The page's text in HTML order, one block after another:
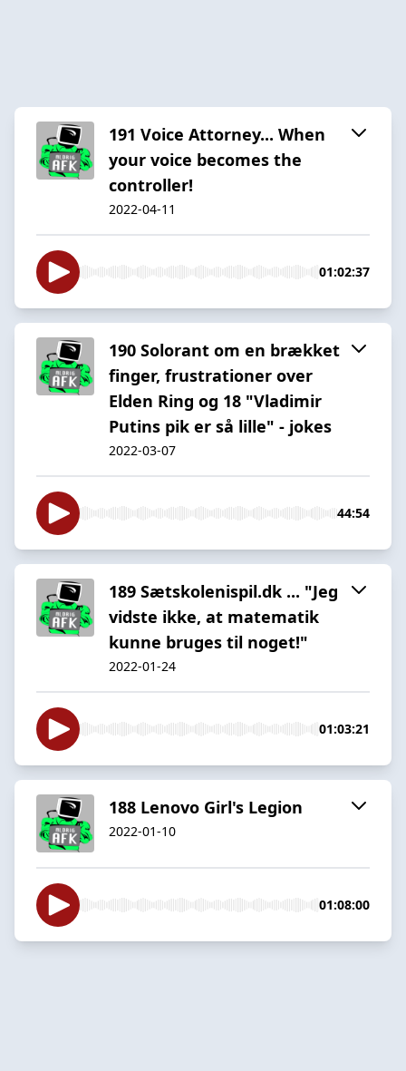
191 Voice Attorney... When
your voice becomes the
controller!
2022-04-11
01:02:37
190 Solorant om en brækket
finger, frustrationer over
Elden Ring og 18 "Vladimir
Putins pik er så lille" - jokes
2022-03-07
44:54
189 Sætskolenispil.dk ... "Jeg
vidste ikke, at matematik
kunne bruges til noget!"
2022-01-24
01:03:21
188 Lenovo Girl's Legion
2022-01-10
01:08:00